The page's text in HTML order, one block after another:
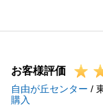
今後とも、Y様
います。
お客様評価
自由が丘センター /
購入